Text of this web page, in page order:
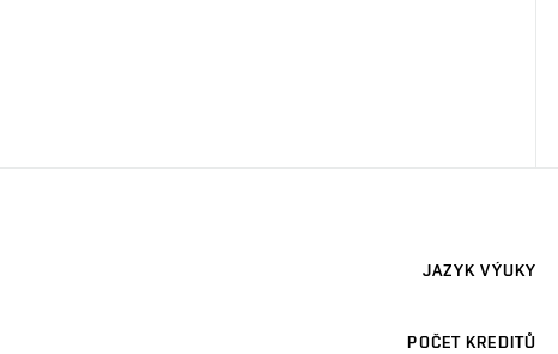
JAZYK VÝUKY
POČET KREDITŮ